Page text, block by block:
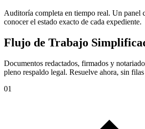
Auditoría completa en tiempo real. Un panel
conocer el estado exacto de cada expediente.
Flujo de Trabajo
Documentos redactados, firmados y
pleno respaldo legal. Resuelve ahora, sin
01